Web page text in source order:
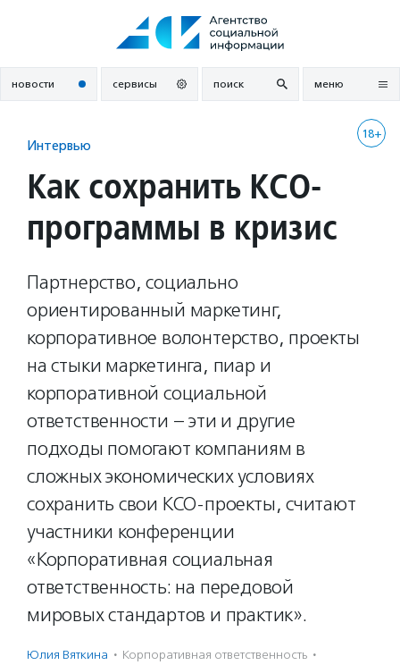
новости сервисы поиск меню
18+
Интервью
Как сохранить КСО-
программы в кризис
Партнерство, социально
ориентированный маркетинг,
корпоративное волонтерство, проекты
на стыки маркетинга, пиар и
корпоративной социальной
ответственности – эти и другие
подходы помогают компаниям в
сложных экономических условиях
сохранить свои КСО-проекты, считают
участники конференции
«Корпоративная социальная
ответственность: на передовой
мировых стандартов и практик».
Юлия Вяткина · Корпоративная ответственность ·